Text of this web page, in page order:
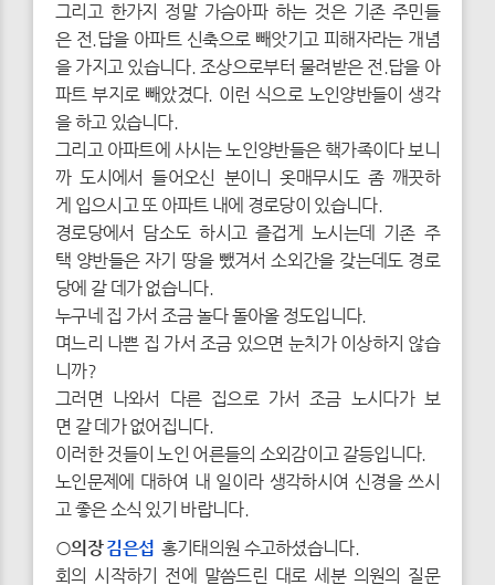
그리고 한가지 정말 가슴아파 하는 것은 기존 주민들
은 전.답을 아파트 신축으로 빼앗기고 피해자라는 개념
을 가지고 있습니다. 조상으로부터 물려받은 전.답을 아
파트 부지로 빼았겼다. 이런 식으로 노인양반들이 생각
을 하고 있습니다.
그리고 아파트에 사시는 노인양반들은 핵가족이다 보니
까 도시에서 들어오신 분이니 옷매무시도 좀 깨끗하
게 입으시고 또 아파트 내에 경로당이 있습니다.
경로당에서 담소도 하시고 즐겁게 노시는데 기존 주
택 양반들은 자기 땅을 뺐겨서 소외간을 갖는데도 경로
당에 갈 데가 없습니다.
누구네 집 가서 조금 놀다 돌아올 정도입니다.
며느리 나쁜 집 가서 조금 있으면 눈치가 이상하지 않습
니까?
그러면 나와서 다른 집으로 가서 조금 노시다가 보
면 갈 데가 없어집니다.
이러한 것들이 노인 어른들의 소외감이고 갈등입니다.
노인문제에 대하여 내 일이라 생각하시여 신경을 쓰시
고 좋은 소식 있기 바랍니다.
○의장김은섭 홍기태의원 수고하셨습니다.
회의 시작하기 전에 말씀드린 대로 세분 의원의 질문